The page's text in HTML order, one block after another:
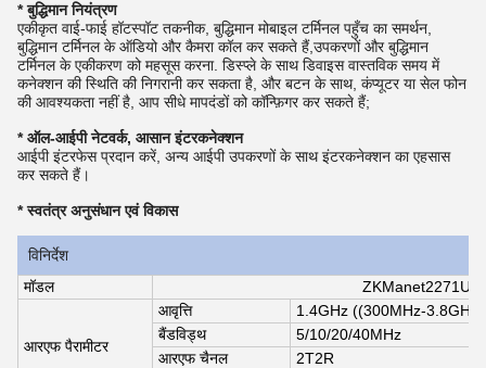
* बुद्धिमान नियंत्रण
एकीकृत वाई-फाई हॉटस्पॉट तकनीक, बुद्धिमान मोबाइल टर्मिनल पहुँच का समर्थन,
बुद्धिमान टर्मिनल के ऑडियो और कैमरा कॉल कर सकते हैं,उपकरणों और बुद्धिमान
टर्मिनल के एकीकरण को महसूस करना. डिस्प्ले के साथ डिवाइस वास्तविक समय में
कनेक्शन की स्थिति की निगरानी कर सकता है, और बटन के साथ, कंप्यूटर या सेल फोन
की आवश्यकता नहीं है, आप सीधे मापदंडों को कॉन्फ़िगर कर सकते हैं;
* ऑल-आईपी नेटवर्क, आसान इंटरकनेक्शन
आईपी इंटरफेस प्रदान करें, अन्य आईपी उपकरणों के साथ इंटरकनेक्शन का एहसास
कर सकते हैं।
* स्वतंत्र अनुसंधान एवं विकास
विनिर्देश
मॉडल
ZKManet2271UM
आरएफ पैरामीटर
आवृत्ति
1.4GHz ((300MHz-3.8GHz
बैंडविड्थ
5/10/20/40MHz
आरएफ चैनल
2T2R